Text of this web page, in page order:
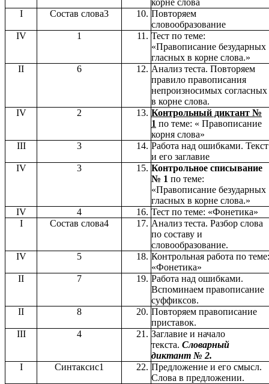
корне слова
I
Состав слова3
Повторяем
словообразование
IV
1
Тест по теме:
«Правописание безударных
гласных в корне слова.»
II
6
Анализ теста. Повторяем
правило правописания
непроизносимых согласных
в корне слова.
IV
2
Контрольный диктант №
1 по теме: « Правописание
корня слова»
III
3
Работа над ошибками. Текст
и его заглавие
IV
3
Контрольное списывание
№ 1 по теме:
«Правописание безударных
гласных в корне слова.»
IV
4
Тест по теме: «Фонетика»
I
Состав слова4
Анализ теста. Разбор слова
по составу и
словообразование.
IV
5
Контрольная работа по теме:
«Фонетика»
II
7
Работа над ошибками.
Вспоминаем правописание
суффиксов.
II
8
Повторяем правописание
приставок.
III
4
Заглавие и начало
текста. Словарный
диктант № 2.
I
Синтаксис1
Предложение и его смысл.
Слова в предложении.